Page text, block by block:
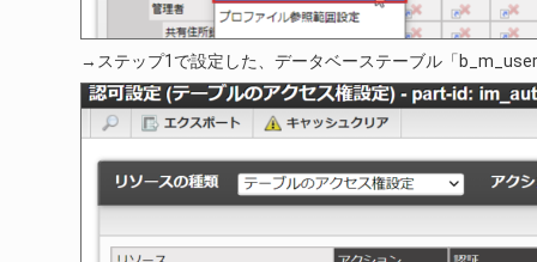
→ステップ1で設定した、データベーステーブル「